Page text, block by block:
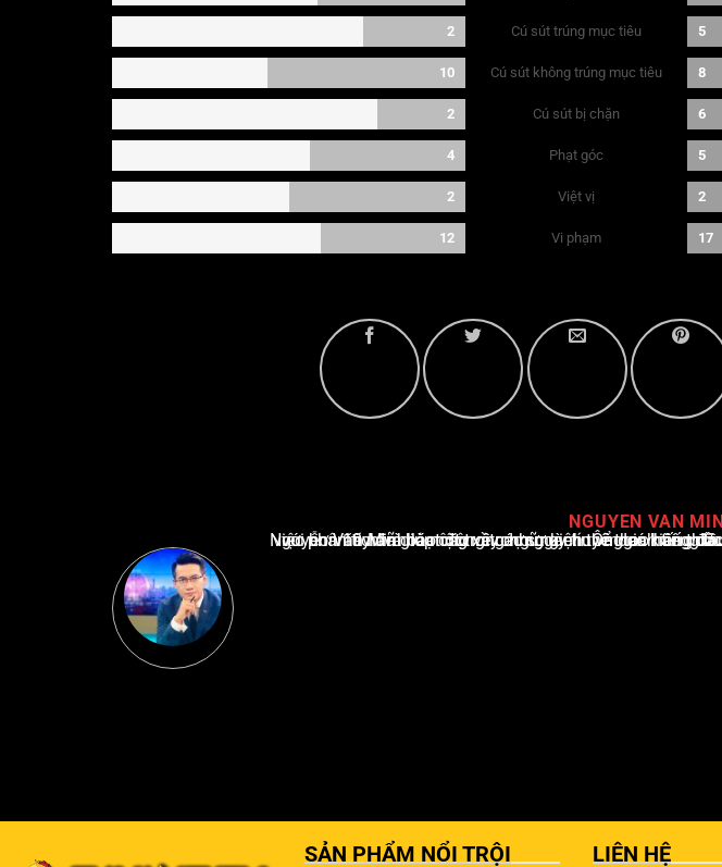
2 Cú sút trúng mục tiêu 5
10 Cú sút không trúng mục tiêu 8
2 Cú sút bị chặn 6
4 Phạt góc 5
2 Việt vị 2
12 Vi phạm 17
NGUYEN VAN
Nguyễn Văn Minh là một trong những chuyên gia hàng đầu về báo cáo tin tức thể thao tại Việt Nam, với hơn 10 năm hoạt động trong ngành. Ông có kiến thức sâu rộng và kinh nghiệm đáng kể trong việc phân tích và báo cáo
SẢN PHẨM NỔI TRỘI LIÊN HỆ